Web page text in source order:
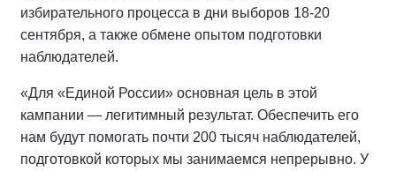
избирательного процесса в дни выборов 18-20
сентября, а также обмене опытом подготовки
наблюдателей.
«Для «Единой России» основная цель в этой
кампании — легитимный результат. Обеспечить его
нам будут помогать почти 200 тысяч наблюдателей,
подготовкой которых мы занимаемся непрерывно. У